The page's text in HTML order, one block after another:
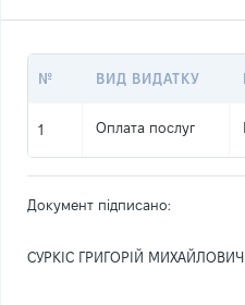
№ ВИД ВИДАТКУ
1 Оплата послуг
Документ підписано:
СУРКІС ГРИГОРІЙ МИХАЙЛОВИЧ